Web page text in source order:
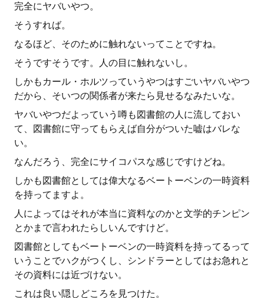
完全にヤバいやつ。
そうすれば。
なるほど、そのために触れないってことですね。
そうですそうです。人の目に触れないし。
しかもカール・ホルツっていうやつはすごいヤバいやつ
だから、そいつの関係者が来たら見せるなみたいな。
ヤバいやつだよっていう噂も図書館の人に流しておい
て、図書館に守ってもらえば自分がついた嘘はバレな
い。
なんだろう、完全にサイコパスな感じですけどね。
しかも図書館としては偉大なるベートーベンの一時資料
を持ってますよ。
人によってはそれが本当に資料なのかと文学的チンピン
とかまで言われたらしいんですけど。
図書館としてもベートーベンの一時資料を持ってるって
いうことでハクがつくし、シンドラーとしてはお急れと
その資料には近づけない。
これは良い隠しどころを見つけた。